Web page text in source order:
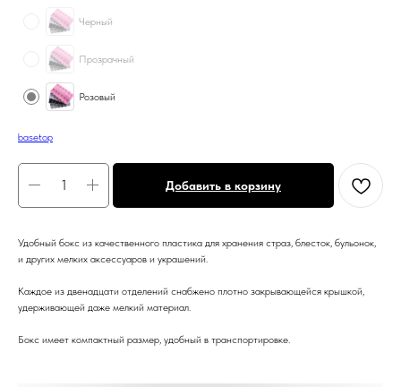
Черный
Прозрачный
Розовый
basetop
Добавить в корзину
Удобный бокс из качественного пластика для хранения страз, блесток, бульонок,
и других мелких аксессуаров и украшений.
Каждое из двенадцати отделений снабжено плотно закрывающейся крышкой,
удерживающей даже мелкий материал.
Бокс имеет компактный размер, удобный в транспортировке.